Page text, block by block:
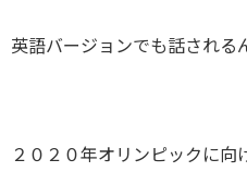
英語バージョンでも話される
２０２０年オリンピックに向